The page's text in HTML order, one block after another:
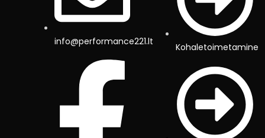
info@performance221.lt Kohaletoimetamine